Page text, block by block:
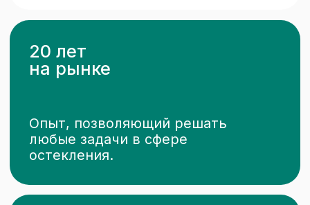
подробной информации просьба
по телефону+7 (351) 216-30-10.
уведомления.